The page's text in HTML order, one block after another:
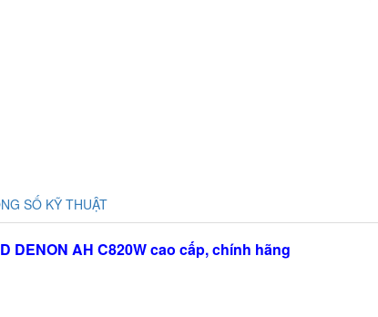
SỐ KỸ THUẬT
DENON AH C820W cao cấp, chính hãng